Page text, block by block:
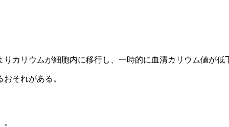
カリウムが細胞内に移行し、一時的に血清カリウム値が低
それがある。